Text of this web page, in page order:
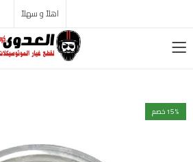
اهلاً و سهلاً
15% خصم